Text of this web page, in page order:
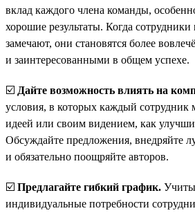
вклад каждого члена команды,
хорошие результаты. Когда
замечают, они становятся более
и заинтересованными в общем успехе.
☑️ Дайте возможность влиять на
условия, в которых каждый сотрудник
идеей или своим видением, как
Обсуждайте предложения, внедряйте
и обязательно поощряйте авторов.
☑️ Предлагайте гибкий график.
индивидуальные потребности